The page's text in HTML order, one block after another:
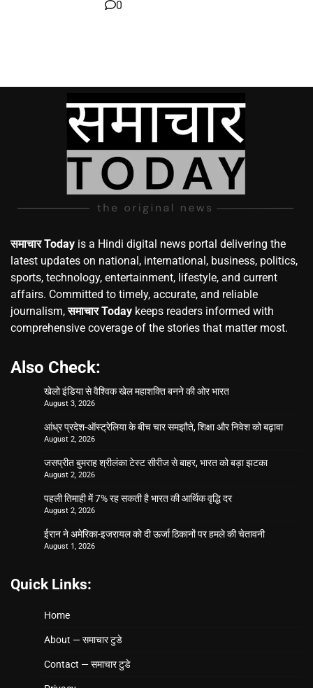
0
समाचार Today is a Hindi digital news portal delivering the
latest updates on national, international, business, politics,
sports, technology, entertainment, lifestyle, and current
affairs. Committed to timely, accurate, and reliable
journalism,समाचार Today keeps readers informed with
comprehensive coverage of the stories that matter most.
Also Check:
खेलो इंडिया से वैश्विक खेल महाशक्ति बनने की ओर भारत
August 3, 2026
आंध्र प्रदेश-ऑस्ट्रेलिया के बीच चार समझौते, शिक्षा और निवेश को बढ़ावा
August 2, 2026
जसप्रीत बुमराह श्रीलंका टेस्ट सीरीज से बाहर, भारत को बड़ा झटका
August 2, 2026
पहली तिमाही में 7% रह सकती है भारत की आर्थिक वृद्धि दर
August 2, 2026
ईरान ने अमेरिका-इजरायल को दी ऊर्जा ठिकानों पर हमले की चेतावनी
August 1, 2026
Quick Links:
Home
About — समाचार टुडे
Contact — समाचार टुडे